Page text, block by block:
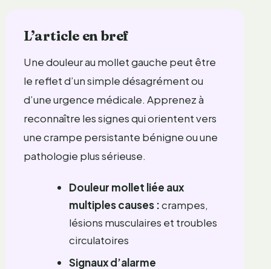
L’article en bref
Une douleur au mollet gauche peut être
le reflet d’un simple désagrément ou
d’une urgence médicale. Apprenez à
reconnaître les signes qui orientent vers
une crampe persistante bénigne ou une
pathologie plus sérieuse.
Douleur mollet liée aux
multiples causes :crampes,
lésions musculaires et troubles
circulatoires
Signaux d’alarme